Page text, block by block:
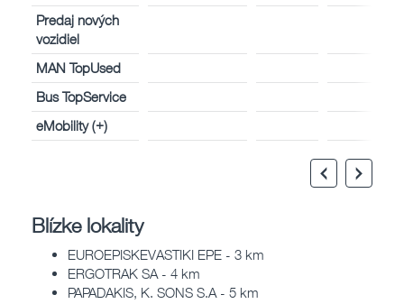
Predaj nových
vozidiel
MAN TopUsed
Bus TopService
eMobility (+)
Blízke lokality
EUROEPISKEVASTIKI EPE - 3 km
ERGOTRAK SA - 4 km
PAPADAKIS, K. SONS S.A - 5 km